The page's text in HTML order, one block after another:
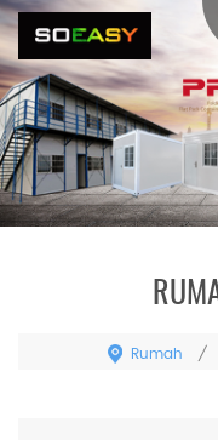
Rumah /